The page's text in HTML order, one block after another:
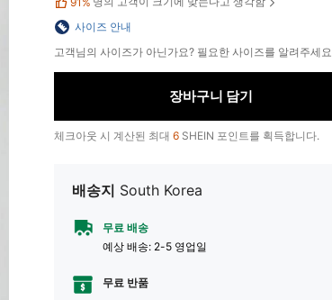
사이즈 안내
고객님의 사이즈가 아닌가요? 필요한 사이즈를 알려주세요
장바구니 담기
체크아웃 시 계산된 최대 6 SHEIN 포인트를 획득합니다.
배송지 South Korea
무료 배송
예상 배송: 2-5 영업일
무료 반품